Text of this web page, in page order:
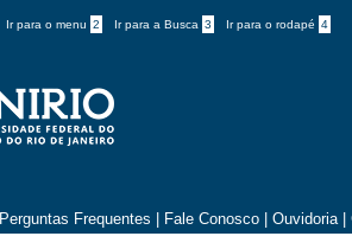
Ir para o menu 2 Ir para a Busca 3 Ir para o rodapé 4
Perguntas Frequentes Fale Conosco Ouvidoria